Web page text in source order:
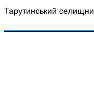
Тарутинський